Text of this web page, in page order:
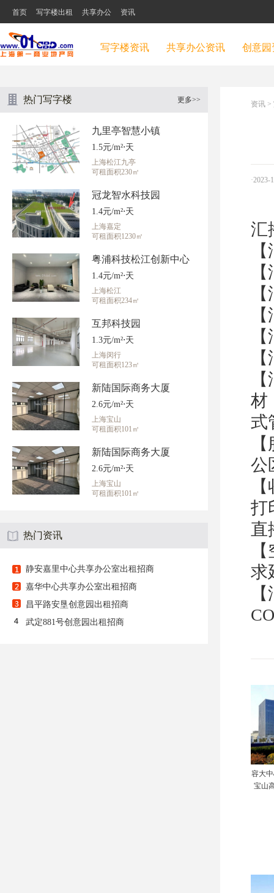
首页 写字楼出租 共享办公 资讯
写字楼资讯 共享办公资讯 创意园
热门写字楼 更多>>
九里亭智慧小镇
1.5元/m²⋅天
上海松江九亭
可租面积230㎡
冠龙智水科技园
1.4元/m²⋅天
上海嘉定
可租面积1230㎡
粤浦科技松江创新中心
1.4元/m²⋅天
上海松江
可租面积234㎡
互邦科技园
1.3元/m²⋅天
上海闵行
可租面积123㎡
新陆国际商务大厦
2.6元/m²⋅天
上海宝山
可租面积101㎡
新陆国际商务大厦
2.6元/m²⋅天
上海宝山
可租面积101㎡
热门资讯
静安嘉里中心共享办公室出租招商
嘉华中心共享办公室出租招商
昌平路安垦创意园出租招商
武定881号创意园出租招商
资讯 >
·2023-
汇
材
式
公
打
直
求
容大
宝山